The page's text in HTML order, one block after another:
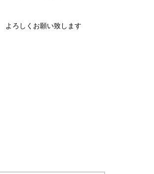
よろしくお願い致します